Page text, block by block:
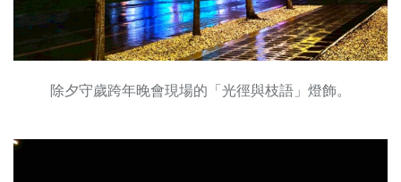
除夕守歲跨年晚會現場的「光徑與枝語」燈飾。